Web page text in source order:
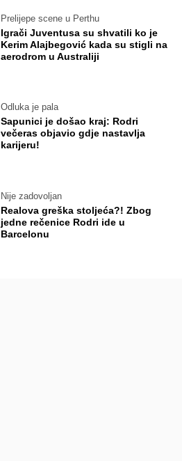
Prelijepe scene u Perthu
Igrači Juventusa su shvatili ko je
Kerim Alajbegović kada su stigli na
aerodrom u Australiji
Odluka je pala
Sapunici je došao kraj: Rodri
večeras objavio gdje nastavlja
karijeru!
Nije zadovoljan
Realova greška stoljeća?! Zbog
jedne rečenice Rodri ide u
Barcelonu